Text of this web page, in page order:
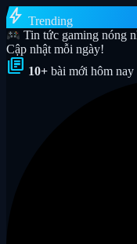
bolt Trending
Tin tức gaming nóng
Cập nhật mỗi ngày!
library_books 10+ bài mới hôm nay